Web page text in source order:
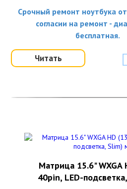
Срочный ремонт ноутбука
согласии на ремонт -
бесплатная.
Читать
Матрица 15.6" WXGA
40pin, LED-